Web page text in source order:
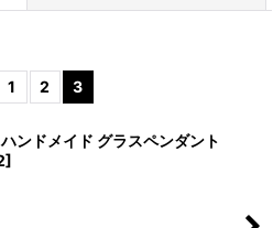
り込む
1 2 3
ハンドメイド グラスペンダント
]